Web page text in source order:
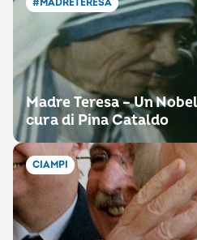
#MADRETERESA
Madre Teresa – Un
cura di Pina Cataldo
CIAMPI